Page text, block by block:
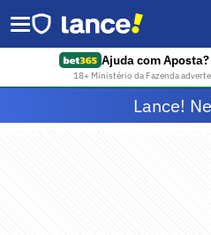
Ajuda com Aposta?
18+ Ministério da Fazenda
Lance!